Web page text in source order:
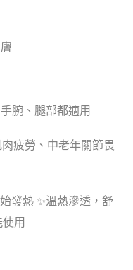
腕、腿部都適用
疲勞、中老年關節畏
發熱 ✨溫熱滲透，舒
用